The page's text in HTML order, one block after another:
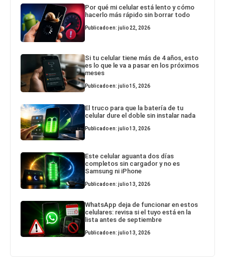
Por qué mi celular está lento y cómo
hacerlo más rápido sin borrar todo
Publicado en: julio 22, 2026
Si tu celular tiene más de 4 años, esto
es lo que le va a pasar en los próximos
meses
Publicado en: julio 15, 2026
El truco para que la batería de tu
celular dure el doble sin instalar nada
Publicado en: julio 13, 2026
Este celular aguanta dos días
completos sin cargador y no es
Samsung ni iPhone
Publicado en: julio 13, 2026
WhatsApp deja de funcionar en estos
celulares: revisa si el tuyo está en la
lista antes de septiembre
Publicado en: julio 13, 2026